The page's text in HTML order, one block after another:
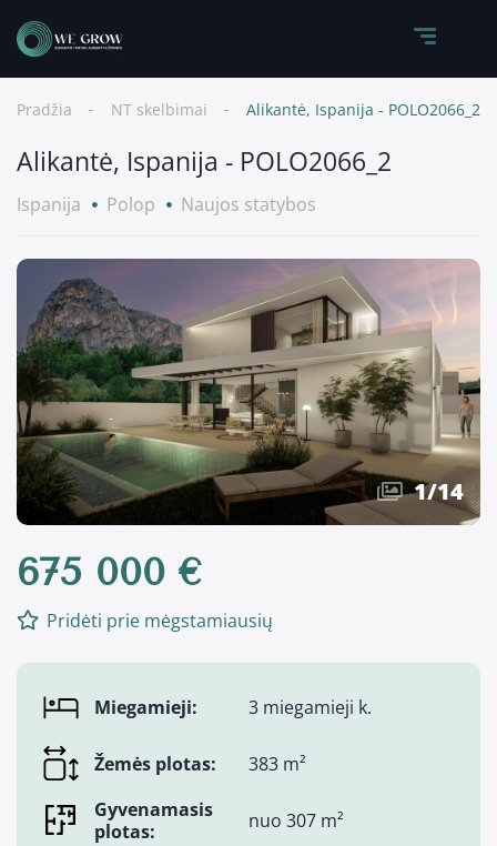
Pradžia NT skelbimai Alikantė, Ispanija - POLO2066_2
Alikantė, Ispanija - POLO2066_2
Ispanija Polop Naujos statybos
1/14
675 000 €
Pridėti prie mėgstamiausių
Miegamieji: 3 miegamieji k.
Žemės plotas:
383 m²
Gyvenamasis
plotas:
nuo 307 m²